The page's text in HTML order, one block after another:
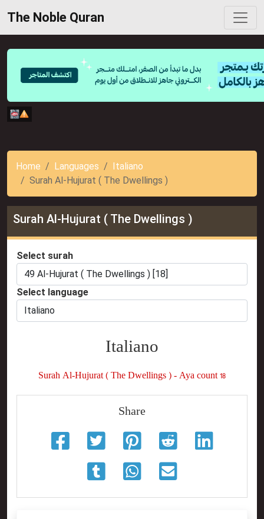
The Noble Quran
Home Languages
Italiano
Surah Al-Hujurat ( The Dwellings )
Surah Al-Hujurat ( The Dwellings )
Select surah
Select language
Italiano
Surah Al-Hujurat ( The Dwellings ) - Aya count 18
Share